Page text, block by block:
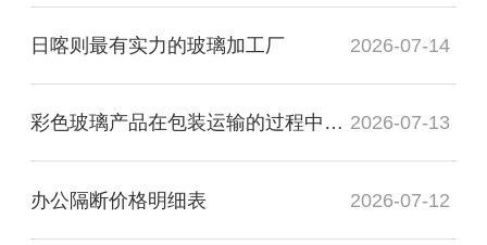
日喀则最有实力的玻璃加工厂 2026-07-14
彩色玻璃产品在包装运输的过程中需要注意哪些事项 2026-07-13
办公隔断价格明细表 2026-07-12